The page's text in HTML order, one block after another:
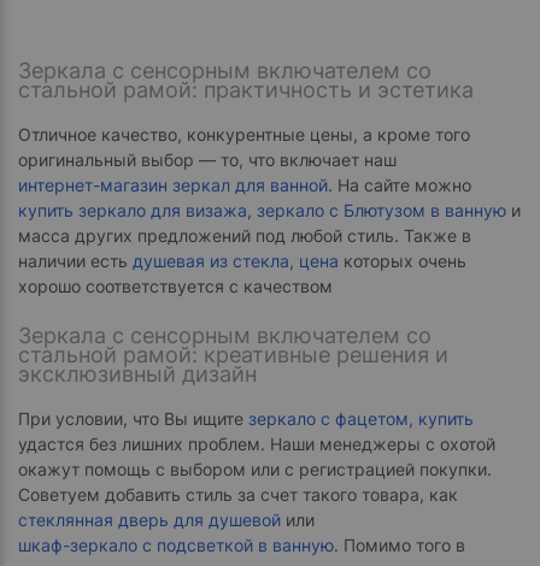
Зеркала с сенсорным включателем со
стальной рамой: практичность и эстетика
Отличное качество, конкурентные цены, а кроме того
оригинальный выбор — то, что включает наш
интернет-магазин зеркал для ванной. На сайте можно
купить зеркало для визажа, зеркало с Блютузом в ванную и
масса других предложений под любой стиль. Также в
наличии есть душевая из стекла, цена которых очень
хорошо соответствуется с качеством
Зеркала с сенсорным включателем со
стальной рамой: креативные решения и
эксклюзивный дизайн
При условии, что Вы ищите зеркало с фацетом, купить
удастся без лишних проблем. Наши менеджеры с охотой
окажут помощь с выбором или с регистрацией покупки.
Советуем добавить стиль за счет такого товара, как
стеклянная дверь для душевой или
шкаф-зеркало с подсветкой в ванную. Помимо того в